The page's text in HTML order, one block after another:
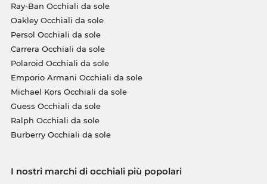
Ray-Ban Occhiali da sole
Oakley Occhiali da sole
Persol Occhiali da sole
Carrera Occhiali da sole
Polaroid Occhiali da sole
Emporio Armani Occhiali da sole
Michael Kors Occhiali da sole
Guess Occhiali da sole
Ralph Occhiali da sole
Burberry Occhiali da sole
I nostri marchi di occhiali più popolari